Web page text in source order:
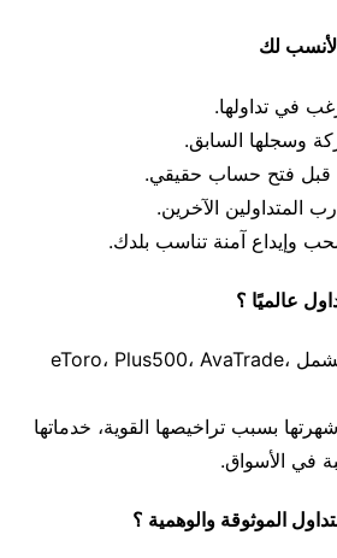
لك
في تداولها.
وسجلها السابق.
قبل فتح حساب حقيقي.
المتداولين الآخرين.
وإيداع آمنة تناسب بلدك.
عالميًا ؟
أشهر الشركات عالميًا تشمل eToro، Plus500، AvaTrade،
بسبب تراخيصها القوية، خدماتها
في الأسواق.
الموثوقة والوهمية ؟